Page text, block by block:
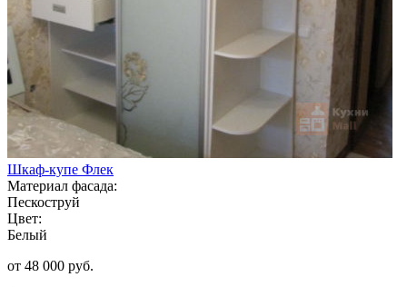
Шкаф-купе Флек
Материал фасада:
Пескоструй
Цвет:
Белый
от 48 000 руб.